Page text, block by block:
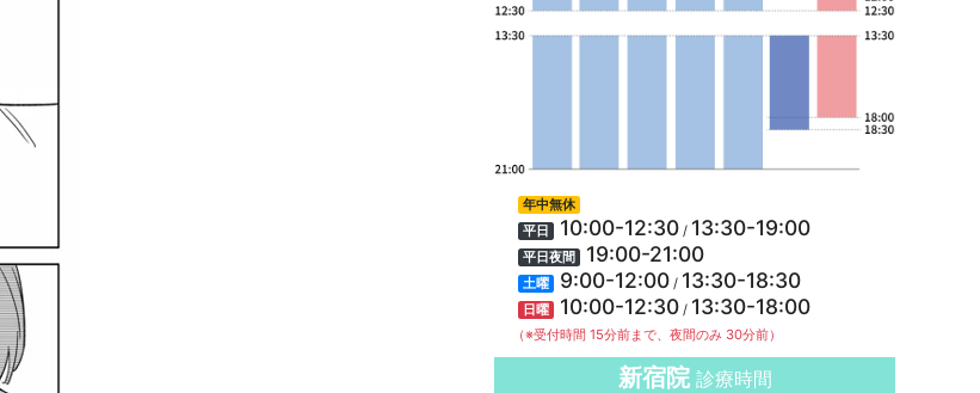
年中無休
平日
10:00-12:30 / 13:30-19:00
平日夜間 19:00-21:00
土曜 9:00-12:00 / 13:30-18:30
日曜 10:00-12:30 / 13:30-18:00
（※受付時間 15分前まで、夜間のみ 30分前）
新宿院 診療時間